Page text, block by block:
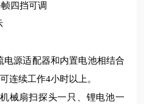
四挡可调
电源适配器和内置电池相结合
连续工作4小时以上。
械扇扫探头一只、锂电池一